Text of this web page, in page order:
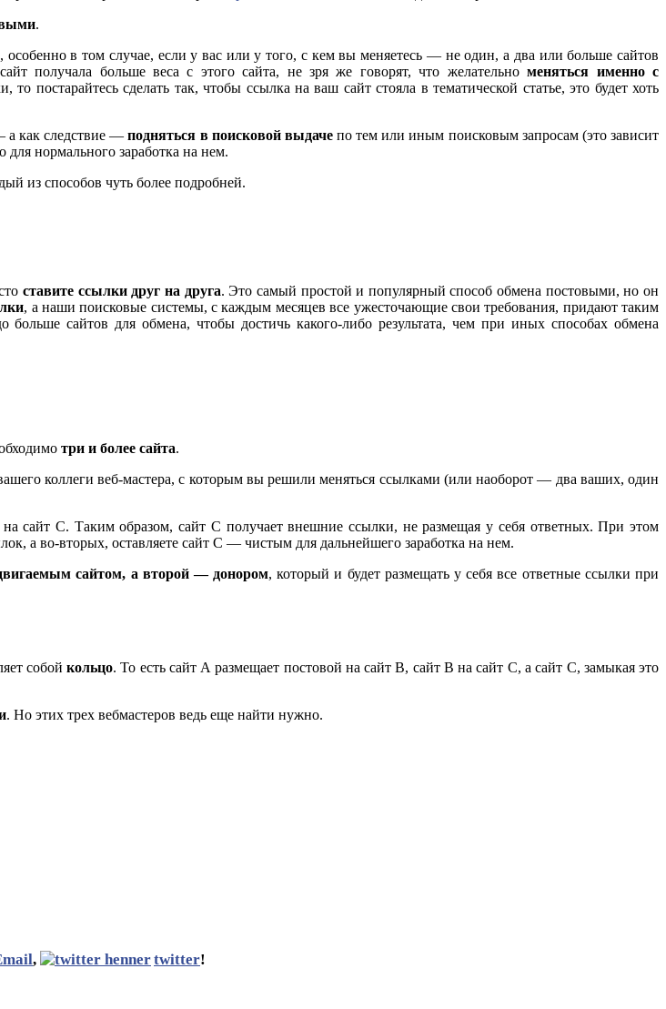
.
в том случае, если у вас или у того, с кем вы меняетесь — не один, а два или больше сайтов
получала больше веса с этого сайта, не зря же говорят, что желательноменяться именно с
постарайтесь сделать так, чтобы ссылка на ваш сайт стояла в тематической статье, это будет хоть
а как следствие —подняться в поисковой выдачепо тем или иным поисковым запросам (это зависит
для нормального заработка на нем.
из способов чуть более подробней.
ставите ссылки друг на друга. Это самый простой и популярный способ обмена постовыми, но он
, а наши поисковые системы, с каждым месяцев все ужесточающие свои требования, придают таким
сайтов для обмена, чтобы достичь какого-либо результата, чем при иных способах обмена
три и более сайта.
коллеги веб-мастера, с которым вы решили меняться ссылками (или наоборот — два ваших, один
сайт С. Таким образом, сайт С получает внешние ссылки, не размещая у себя ответных. При этом
а во-вторых, оставляете сайт С — чистым для дальнейшего заработка на нем.
сайтом, а второй — донором, который и будет размещать у себя все ответные ссылки при
собойкольцо. То есть сайт А размещает постовой на сайт В, сайт В на сайт С, а сайт С, замыкая это
. Но этих трех вебмастеров ведь еще найти нужно.
, twitter!